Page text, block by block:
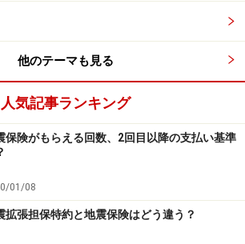
の保険（あいおいニッセイ同
5つのプランから選択可能（通常3つで
クトプランが2つ増える）。
金の割合を30％、50％に増やすこと
火災による損害を地震保険と併せて
る。
他のテーマも見る
人気記事ランキング
保険がもらえる回数、2回目以降の支払い基準
01/08
拡張担保特約と地震保険はどう違う？